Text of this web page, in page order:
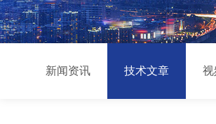
新闻资讯 技术文章